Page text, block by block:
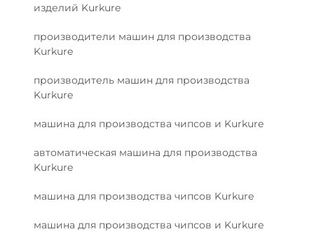
изделий Kurkure
производители машин для производства
Kurkure
производитель машин для производства
Kurkure
машина для производства чипсов и Kurkure
автоматическая машина для производства
Kurkure
машина для производства чипсов Kurkure
машина для производства чипсов и Kurkure